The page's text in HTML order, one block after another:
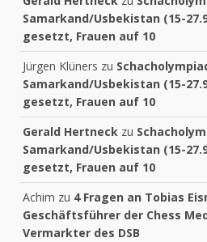
Samarkand/Usbekistan (15-
gesetzt, Frauen auf 10
Jürgen Klüners zu
Samarkand/Usbekistan (15-
gesetzt, Frauen auf 10
Gerald Hertneck zu
Samarkand/Usbekistan (15-
gesetzt, Frauen auf 10
Achim zu 4 Fragen an Tobias
Geschäftsführer der Chess
Vermarkter des DSB